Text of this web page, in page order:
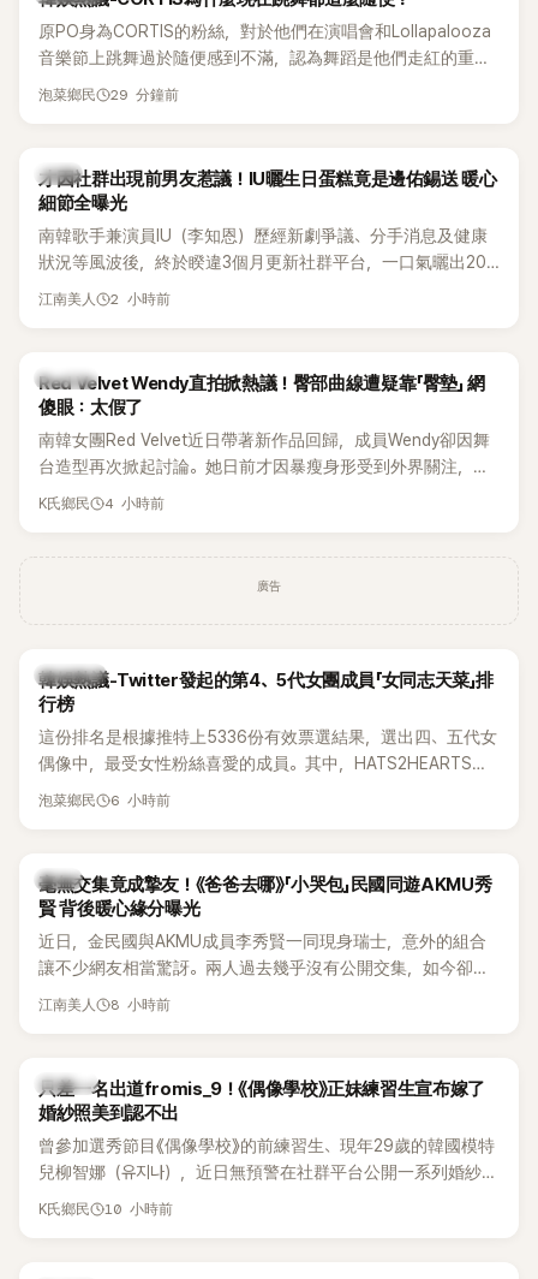
原PO身為CORTIS的粉絲，對於他們在演唱會和Lollapalooza
音樂節上跳舞過於隨便感到不滿，認為舞蹈是他們走紅的重要
原因，希望他們能更認真地表演。
泡菜鄉民 29 分鐘前
韓星
才因社群出現前男友惹議！IU曬生日蛋糕竟是邊佑錫送 暖心
細節全曝光
南韓歌手兼演員IU（李知恩）歷經新劇爭議、分手消息及健康
狀況等風波後，終於睽違3個月更新社群平台，一口氣曬出20
張近況照，讓大批粉絲又驚又喜。其中，一張生日蛋糕照意外
江南美人 2 小時前
K-POP
Red Velvet Wendy直拍掀熱議！臀部曲線遭疑靠「臀墊」 網
傻眼：太假了
南韓女團Red Velvet近日帶著新作品回歸，成員Wendy卻因舞
台造型再次掀起討論。她日前才因暴瘦身形受到外界關注，又
被質疑在舞台上使用臀墊，如今最新打歌舞台曝光後，再度因
K氏鄉民 4 小時前
廣告
熱議討論
韓娛熱議-Twitter發起的第4、5代女團成員「女同志天菜」排
行榜
這份排名是根據推特上5336份有效票選結果，選出四、五代女
偶像中，最受女性粉絲喜愛的成員。其中，HATS2HEARTS成
員包攬了前三名，展現了她們在女性社群中的高人氣。
泡菜鄉民 6 小時前
韓星
毫無交集竟成摯友！《爸爸去哪》「小哭包」民國同遊AKMU秀
賢 背後暖心緣分曝光
近日，金民國與AKMU成員李秀賢一同現身瑞士，意外的組合
讓不少網友相當驚訝。兩人過去幾乎沒有公開交集，如今卻一
起踏上瑞士之旅，也讓粉絲紛紛好奇：「他們到底是怎麼認識
江南美人 8 小時前
K-POP
只差一名出道fromis_9！《偶像學校》正妹練習生宣布嫁了
婚紗照美到認不出
曾參加選秀節目《偶像學校》的前練習生、現年29歲的韓國模特
兒柳智娜（유지나），近日無預警在社群平台公開一系列婚紗
照，親自宣布即將步入婚姻，消息曝光後讓不少曾追看節目的
K氏鄉民 10 小時前